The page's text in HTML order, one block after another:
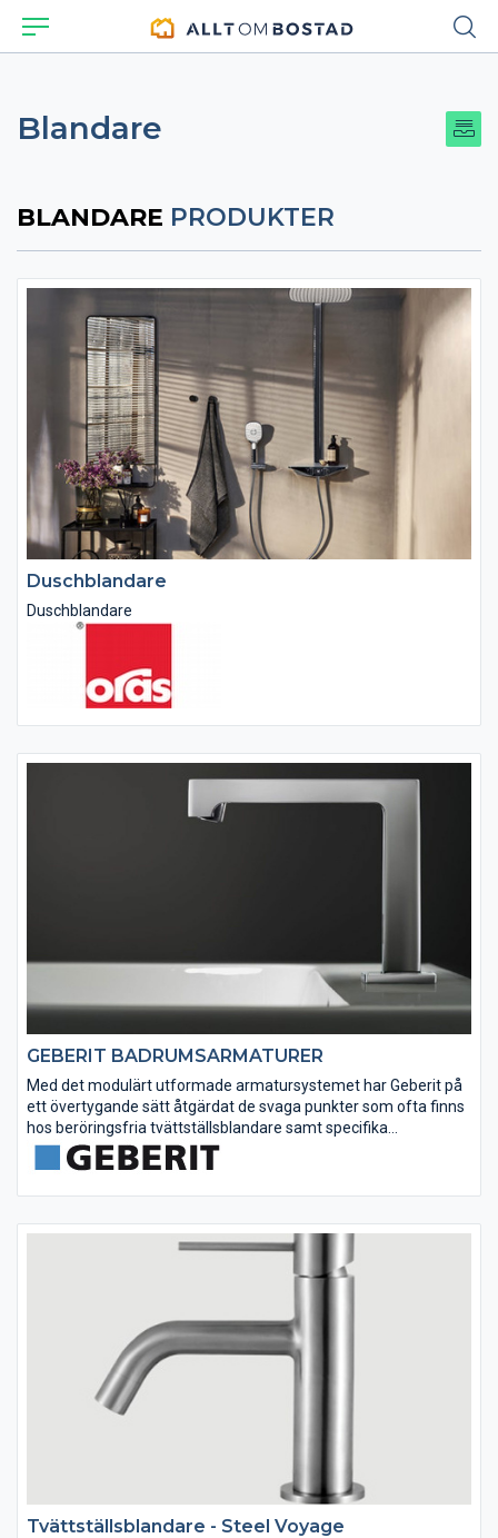
Blandare
BLANDARE PRODUKTER
Duschblandare
Duschblandare
GEBERIT BADRUMSARMATURER
Med det modulärt utformade armatursystemet har Geberit på
ett övertygande sätt åtgärdat de svaga punkter som ofta finns
hos beröringsfria tvättställsblandare samt specifika
installationsproblem för väggmonterade blandare. Med
undantag för den...
Tvättställsblandare - Steel Voyage